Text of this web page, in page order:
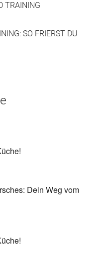
TRAINING
SO FRIERST DU
Dein Weg vom